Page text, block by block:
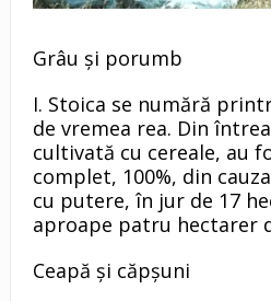
Grâu și porumb
I. Stoica se numără
de vremea rea. Din
cultivată cu cereale, au
complet, 100%, din
cu putere, în jur de 17
aproape patru hectarer
Ceapă și căpșuni